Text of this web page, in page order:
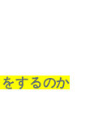
するのか